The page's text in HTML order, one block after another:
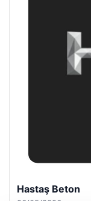
Hastaş Beton